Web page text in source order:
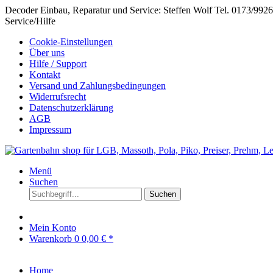
Decoder Einbau, Reparatur und Service: Steffen Wolf Tel. 0173/
Service/Hilfe
Cookie-Einstellungen
Über uns
Hilfe / Support
Kontakt
Versand und Zahlungsbedingungen
Widerrufsrecht
Datenschutzerklärung
AGB
Impressum
Menü
Suchen
Suchen
Mein Konto
Warenkorb 0 0,00 € *
Home